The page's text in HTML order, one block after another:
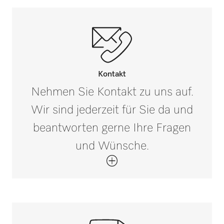
Kontakt
Nehmen Sie Kontakt zu uns auf.
Wir sind jederzeit für Sie da und
beantworten gerne Ihre Fragen
und Wünsche.